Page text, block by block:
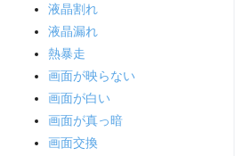
液晶割れ
液晶漏れ
熱暴走
画面が映らない
画面が白い
画面が真っ暗
画面交換